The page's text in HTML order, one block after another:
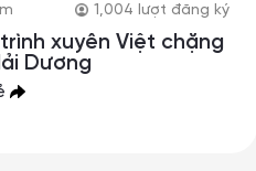
1,004 lượt đăng ký
trình xuyên Việt chặng
Dương